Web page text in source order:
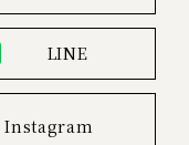
LINE
Instagram